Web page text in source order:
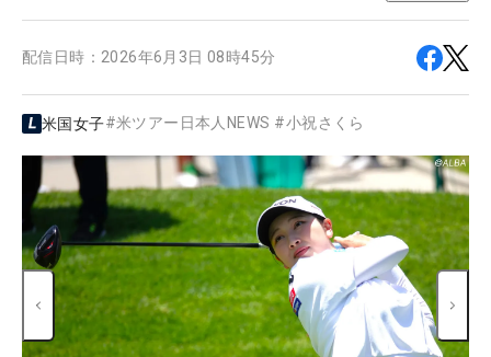
配信日時： 2026年6月3日 08時45分
米国女子#米ツアー日本人NEWS #小祝さくら